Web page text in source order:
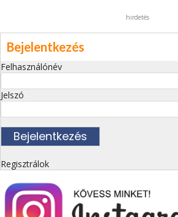
hirdetés
Bejelentkezés
Felhasználónév
Jelszó
Regisztrálok